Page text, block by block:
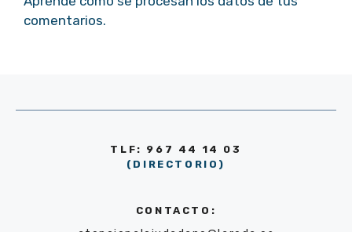
comentarios.
TLF: 967 44 14 03
(DIRECTORIO)
CONTACTO: